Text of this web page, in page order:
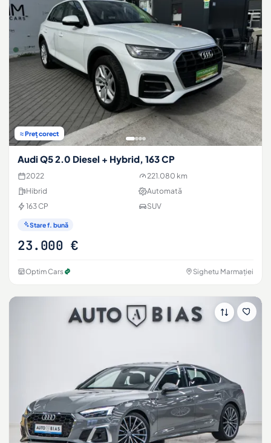
≈ Preț corect
Audi Q5 2.0 Diesel + Hybrid, 163 CP
2022
221.080 km
Hibrid
Automată
163 CP
SUV
Stare f. bună
23.000 €
Optim Cars Sighetu Marmației